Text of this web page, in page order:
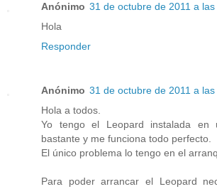
Anónimo 31 de octubre de 2011 a las
Hola
Responder
Anónimo 31 de octubre de 2011 a las
Hola a todos.
Yo tengo el Leopard instalada en
bastante y me funciona todo perfecto.
El único problema lo tengo en el
Para poder arrancar el Leopard